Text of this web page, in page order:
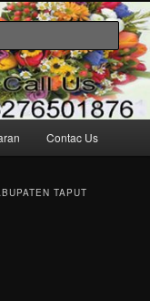
HP/WA
Bunga Papan Ucapan ke
Cari
Contac Us
TAPUT